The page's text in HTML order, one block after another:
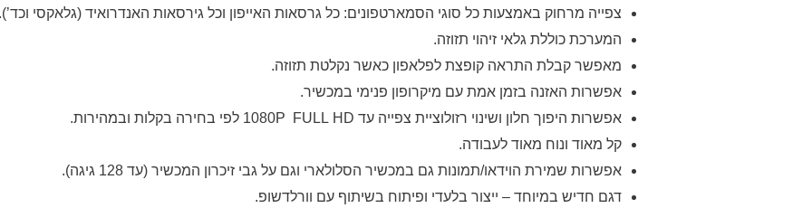
צפייה מרחוק באמצעות כל סוגי הסמארטפונים: כל גרסאות האייפון וכל גירסאות האנדרואיד (גלאקסי וכד’).
המערכת כוללת גלאי זיהוי תזוזה.
מאפשר קבלת התראה קופצת לפלאפון כאשר נקלטת תזוזה.
אפשרות האזנה בזמן אמת עם מיקרופון פנימי במכשיר.
אפשרות היפוך חלון ושינוי רזולוציית צפייה עד 1080P
FULL HD לפי בחירה בקלות ובמהירות.
קל מאוד ונוח מאוד לעבודה.
אפשרות שמירת הוידאו/תמונות גם במכשיר הסלולארי וגם על גבי זיכרון המכשיר (עד 128 גיגה).
דגם חדיש במיוחד – ייצור בלעדי ופיתוח בשיתוף עם וורלדשופ.